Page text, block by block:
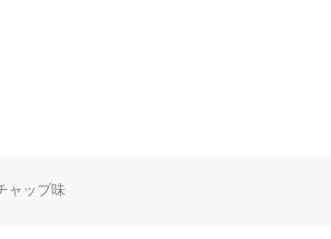
ャップ味